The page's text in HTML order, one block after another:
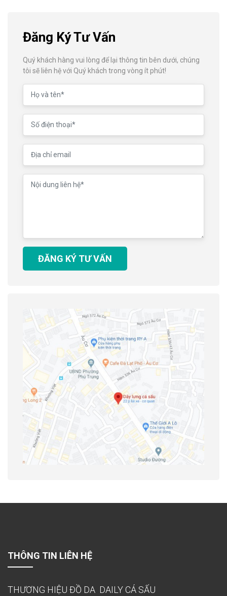
Đăng Ký Tư Vấn
Quý khách hàng vui lòng để lại thông tin bên dưới, chúng
tôi sẽ liên hệ với Quý khách trong vòng ít phút!
ĐĂNG KÝ TƯ VẤN
THÔNG TIN LIÊN HỆ
THƯƠNG HIỆU ĐỒ DA DAILY CÁ SẤU